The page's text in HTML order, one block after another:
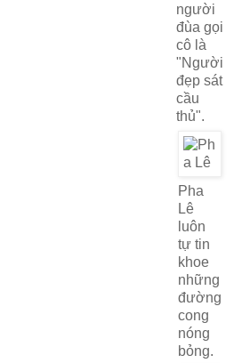
người
đùa gọi
cô là
"Người
đẹp sát
cầu
thủ".
Pha
Lê
luôn
tự tin
khoe
những
đường
cong
nóng
bỏng.